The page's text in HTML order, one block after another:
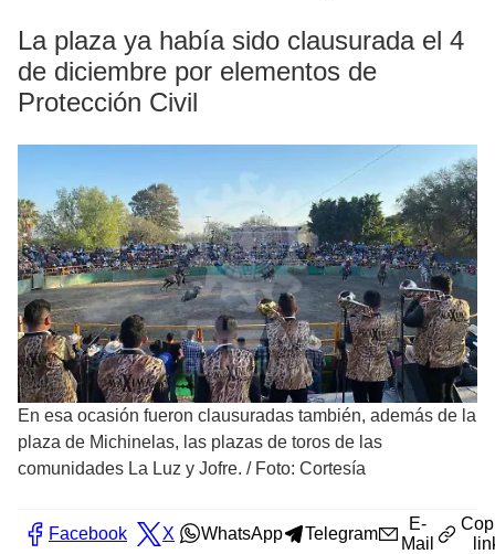
La plaza ya había sido clausurada el 4
de diciembre por elementos de
Protección Civil
En esa ocasión fueron clausuradas también, además de la
plaza de Michinelas, las plazas de toros de las
comunidades La Luz y Jofre. / Foto: Cortesía
Facebook X WhatsApp Telegram
E-
Mail